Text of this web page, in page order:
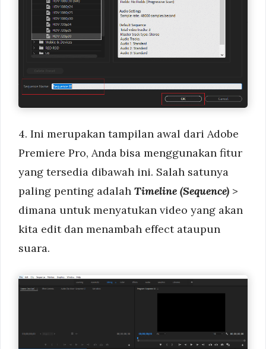
4. Ini merupakan tampilan awal dari Adobe
Premiere Pro, Anda bisa menggunakan fitur
yang tersedia dibawah ini. Salah satunya
paling penting adalah Timeline (Sequence) >
dimana untuk menyatukan video yang akan
kita edit dan menambah effect ataupun
suara.